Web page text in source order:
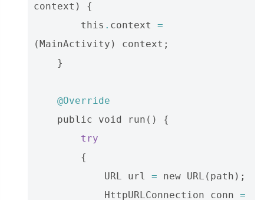
context )
{
this . context
=
(MainActivity ) context ;
}
@Override
public
void run ()
{
try
{
URL
url = new URL ( path );
HttpURLConnection
conn =